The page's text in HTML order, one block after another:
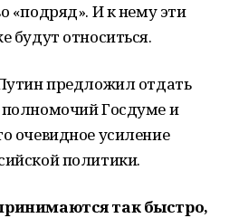
«подряд». И к нему эти
будут относиться.
предложил отдать
полномочий Госдуме и
очевидное усиление
политики.
так быстро,